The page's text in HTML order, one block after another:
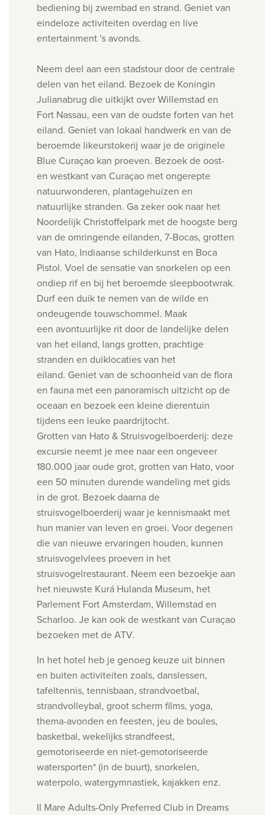
bediening bij zwembad en strand. Geniet van
eindeloze activiteiten overdag en live
entertainment 's avonds.
Neem deel aan een stadstourdoor de centrale
delen van het eiland. Bezoek de Koningin
Julianabrug die uitkijkt over Willemstad en
Fort Nassau, een van de oudste forten van het
eiland. Geniet van lokaal handwerk en van de
beroemde likeurstokerij waar jede originele
Blue Curaçao kan proeven. Bezoek de oost-
en westkant van Curaçao met ongerepte
natuurwonderen, plantagehuizen en
natuurlijke stranden. Ga zeker ook naar het
Noordelijk Christoffelpark met de hoogste berg
van de omringende eilanden, 7-Bocas, grotten
van Hato, Indiaanse schilderkunst en Boca
Pistol. Voel de sensatie van snorkelen op een
ondiep rif en bij het beroemde sleepbootwrak.
Durf een duik te nemen van de wildeen
ondeugende touwschommel. Maak
een avontuurlijke rit door de landelijke delen
van het eiland, langs grotten, prachtige
stranden en duiklocaties van het
eiland. Geniet van de schoonheid van de flora
en fauna met een panoramisch uitzicht op de
oceaan en bezoek een kleine dierentuin
tijdens een leuke paardrijtocht.
Grotten van Hato & Struisvogelboerderij: deze
excursie neemt je mee naar een ongeveer
180.000 jaar oude grot, grotten van Hato, voor
een 50 minuten durende wandeling met gids
in de grot. Bezoek daarna de
struisvogelboerderij waar je kennismaakt met
hun manier van leven en groei. Voor degenen
die van nieuweervaringen houden, kunnen
struisvogelvlees proeven in het
struisvogelrestaurant. Neem een bezoekje aan
het nieuwste Kurá Hulanda Museum, het
Parlement Fort Amsterdam, Willemstad en
Scharloo. Je kan ook dewestkant van Curaçao
bezoeken met deATV.
In het hotel heb je genoeg keuze uit binnen
en buiten activiteiten zoals, danslessen,
tafeltennis, tennisbaan, strandvoetbal,
strandvolleybal, groot scherm films, yoga,
thema-avonden en feesten, jeu de boules,
basketbal, wekelijks strandfeest,
gemotoriseerde en niet-gemotoriseerde
watersporten* (in de buurt), snorkelen,
waterpolo, watergymnastiek, kajakken enz.
Il Mare Adults-Only Preferred Club in Dreams